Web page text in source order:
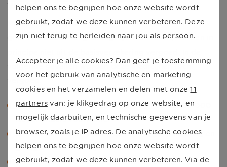
vergoed?
Medicijnen die niet in het
geneesmiddelenvergoedingssysteem staan, worden in
volgende gevallen worden deze medicijnen toch
Je hebt een zeldzame ziekte die bij 1 op de 150.000
Nederlanders voorkomt.
Je hebt een ziekte waar geen ander gelijkwaardig en
geregistreerd medicijn voor is.
Je hebt een ziekte waar geen behandeling voor
helpen ons te begrijpen hoe onze website wordt
gebruikt, zodat we deze kunnen verbeteren. Deze
zijn niet terug te herleiden naar jou als persoon.
Accepteer je alle cookies? Dan geef je toestemming
voor het gebruik van analytische en marketing
cookies en het verzamelen en delen met onze 11
partners van: je klikgedrag op onze website, en
mogelijk daarbuiten, en technische gegevens van je
browser, zoals je IP adres. De analytische cookies
helpen ons te begrijpen hoe onze website wordt
gebruikt, zodat we deze kunnen verbeteren. Via de